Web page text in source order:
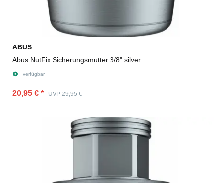
ABUS
Abus NutFix Sicherungsmutter 3/8" silver
verfügbar
20,95 € * UVP 29,95 €